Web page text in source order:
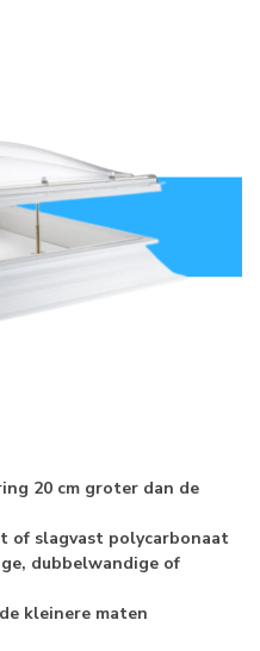
20 cm groter dan de
of slagvast polycarbonaat
dubbelwandige of
kleinere maten